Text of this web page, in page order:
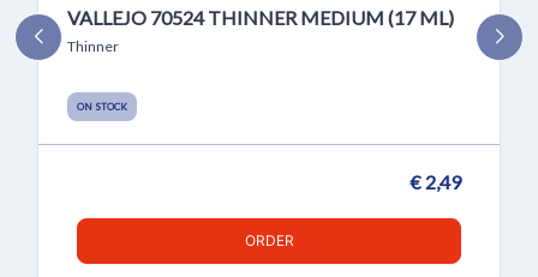
VALLEJO 70524 THINNER MEDIUM (17 ML)
Thinner
ON STOCK
€ 2,49
ORDER